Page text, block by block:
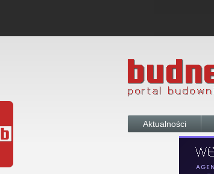
Aktualności